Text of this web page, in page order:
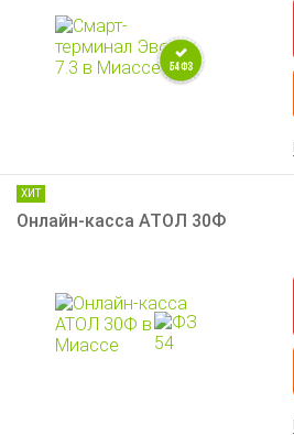
ХИТ
Онлайн-касса АТОЛ 30Ф